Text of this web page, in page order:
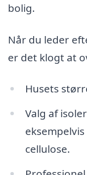
bolig.
Når du leder
er det klogt at
Husets
Valg af
cellulose.